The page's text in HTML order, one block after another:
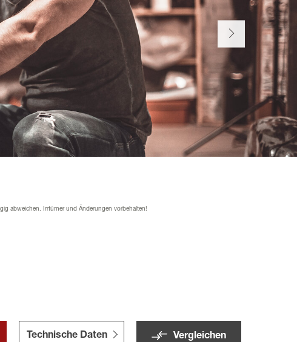
abweichen. Irrtümer und Änderungen vorbehalten!
Technische Daten Vergleichen